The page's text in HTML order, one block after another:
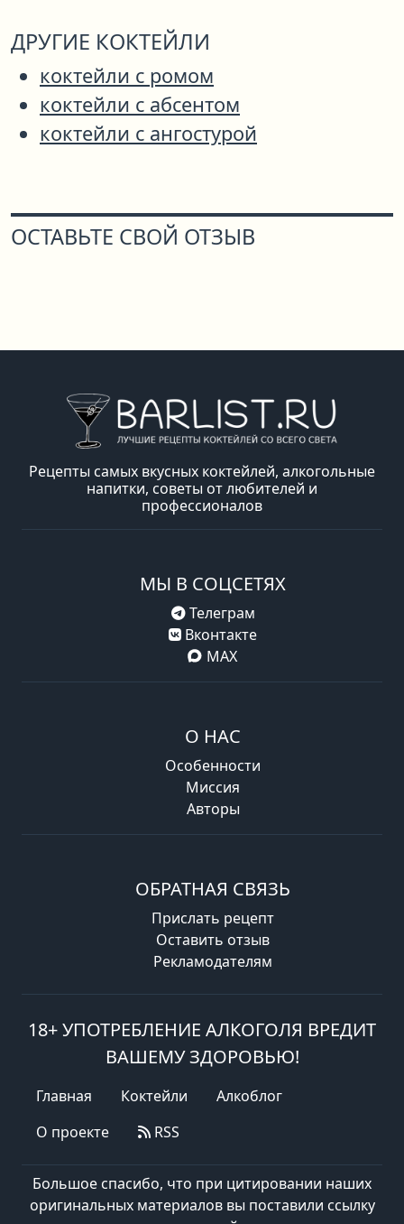
ДРУГИЕ КОКТЕЙЛИ
коктейли с ромом
коктейли с абсентом
коктейли с ангостурой
ОСТАВЬТЕ СВОЙ ОТЗЫВ
Рецепты самых вкусных коктейлей, алкогольные
напитки, советы от любителей и
профессионалов
МЫ В СОЦСЕТЯХ
Телеграм
Вконтакте
MAX
О НАС
Особенности
Миссия
Авторы
ОБРАТНАЯ СВЯЗЬ
Прислать рецепт
Оставить отзыв
Рекламодателям
18+ УПОТРЕБЛЕНИЕ АЛКОГОЛЯ ВРЕДИТ
ВАШЕМУ ЗДОРОВЬЮ!
Главная Коктейли
Алкоблог
О проекте
RSS
Большое спасибо, что при цитировании наших
оригинальных материалов вы поставили ссылку